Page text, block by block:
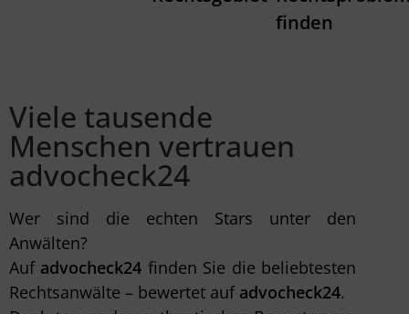
finden
Viele tausende
Menschen vertrauen
advocheck24
Wer sind die echten Stars unter den
Anwälten?
Auf advocheck24 finden Sie die beliebtesten
Rechtsanwälte – bewertet auf advocheck24.